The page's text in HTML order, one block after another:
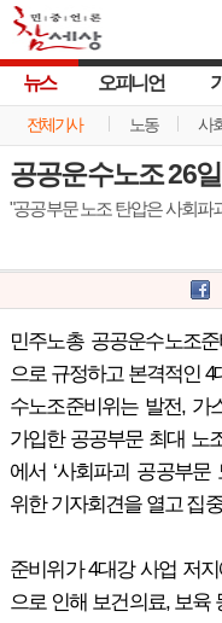
뉴스
전체기사 노동 사
오피니언
공공운수노조 26
"공공부문 노조 탄압은 사회파
민주노총 공공운수노조
으로 규정하고 본격적인
수노조준비위는 발전, 가
가입한 공공부문 최대 노
에서 ‘사회파괴 공공부문
위한 기자회견을 열고 집
준비위가 4대강 사업 저
으로 인해 보건의료, 보육